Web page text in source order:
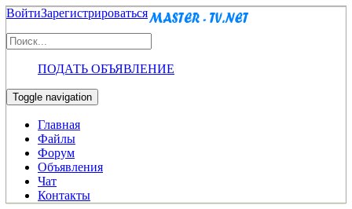
ВойтиЗарегистрироваться
ПОДАТЬ ОБЪЯВЛЕНИЕ
Toggle navigation
Главная
Файлы
Форум
Объявления
Чат
Контакты